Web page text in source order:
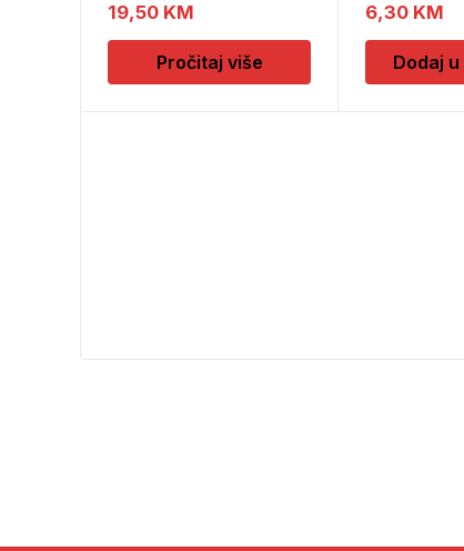
19,50 KM
Pročitaj više
6,30 KM
Dodaj